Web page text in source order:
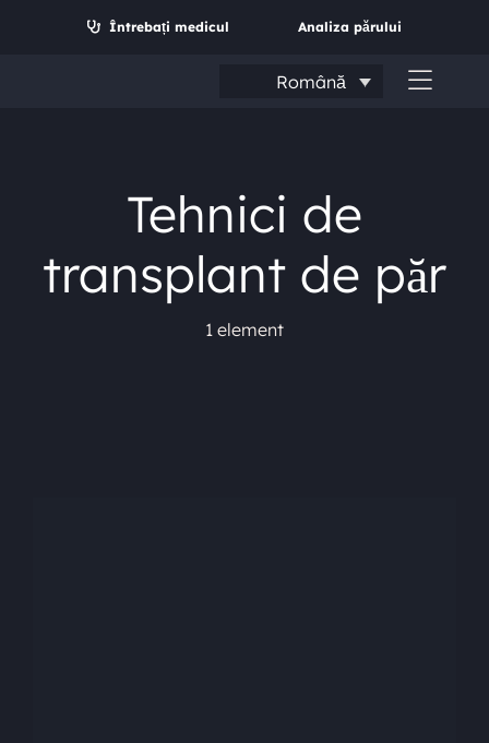
Întrebați medicul Analiza părului
Română
Tehnici de
transplant de păr
1 element